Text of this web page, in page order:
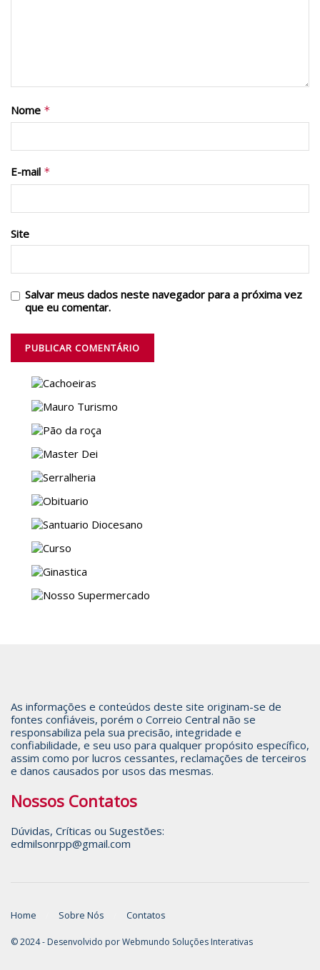
Nome *
E-mail *
Site
Salvar meus dados neste navegador para a próxima vez
que eu comentar.
As informações e conteúdos deste site originam-se de
fontes confiáveis, porém o Correio Central não se
responsabiliza pela sua precisão, integridade e
confiabilidade, e seu uso para qualquer propósito específico,
assim como por lucros cessantes, reclamações de terceiros
e danos causados por usos das mesmas.
Nossos Contatos
Dúvidas, Críticas ou Sugestões:
edmilsonrpp@gmail.com
Home Sobre Nós Contatos
© 2024 - Desenvolvido porWebmundo Soluções Interativas